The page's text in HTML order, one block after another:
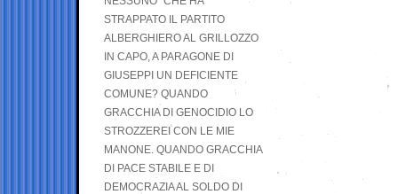
STRAPPATO IL PARTITO
ALBERGHIERO AL GRILLOZZO
IN CAPO, A PARAGONE DI
GIUSEPPI UN DEFICIENTE
COMUNE? QUANDO
GRACCHIA DI GENOCIDIO LO
STROZZEREI CON LE MIE
MANONE. QUANDO GRACCHIA
DI PACE STABILE E DI
DEMOCRAZIA AL SOLDO DI